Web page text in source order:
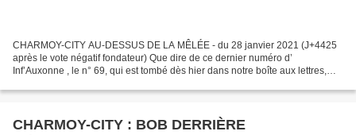
CHARMOY-CITY AU-DESSUS DE LA MÊLÉE - du 28 janvier 2021 (J+4425
après le vote négatif fondateur) Que dire de ce dernier numéro d’
Inf’Auxonne , le n° 69, qui est tombé dès hier dans notre boîte aux lettres,
CHARMOY-CITY : BOB DERRIÈRE